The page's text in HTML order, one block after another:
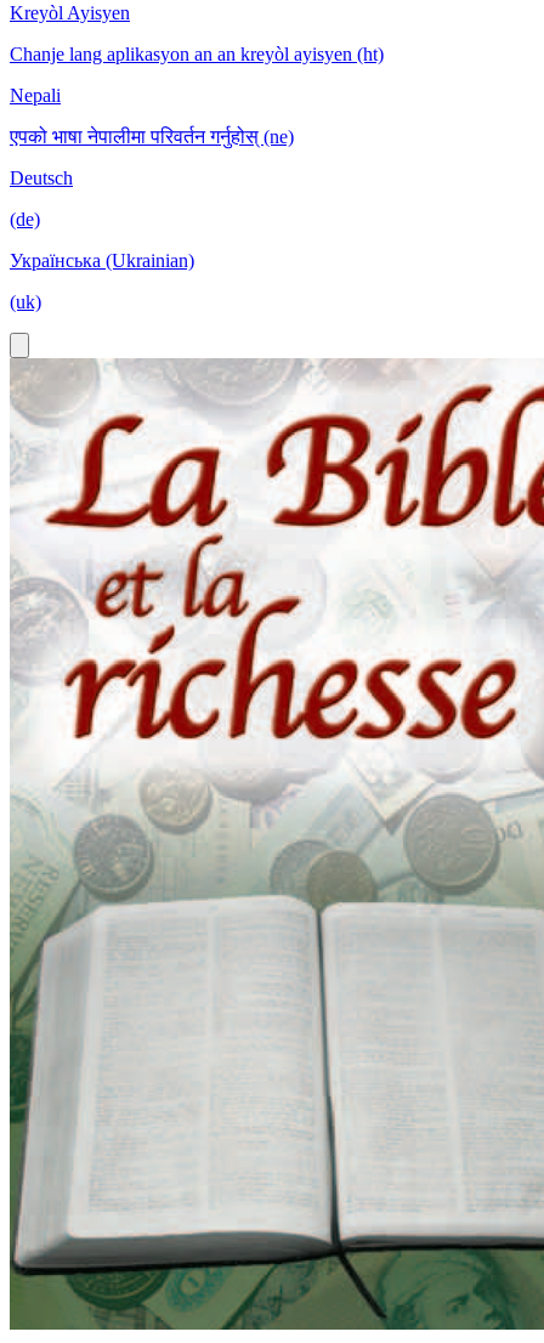
Kreyòl Ayisyen
Chanje lang aplikasyon an an kreyòl ayisyen (ht)
Nepali
एपको भाषा नेपालीमा परिवर्तन गर्नुहोस् (ne)
Deutsch
(de)
Українська (Ukrainian)
(uk)